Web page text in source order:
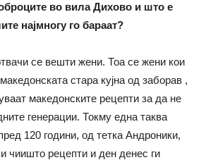
во вила Дихово и што е
најмногу го бараат?
се вешти жени. Тоа се жени кои
стара кујна од заборав ,
македонските рецепти за да не
генерации. Токму една таква
120 години, од тетка Андроники,
и чиишто рецепти и ден денес ги